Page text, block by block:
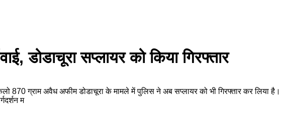
डोडाचूरा सप्लायर को किया गिरफ्तार
870 ग्राम अवैध अफीम डोडाचूरा के मामले में पुलिस ने अब सप्लायर को भी गिरफ्तार कर लिया है।
म